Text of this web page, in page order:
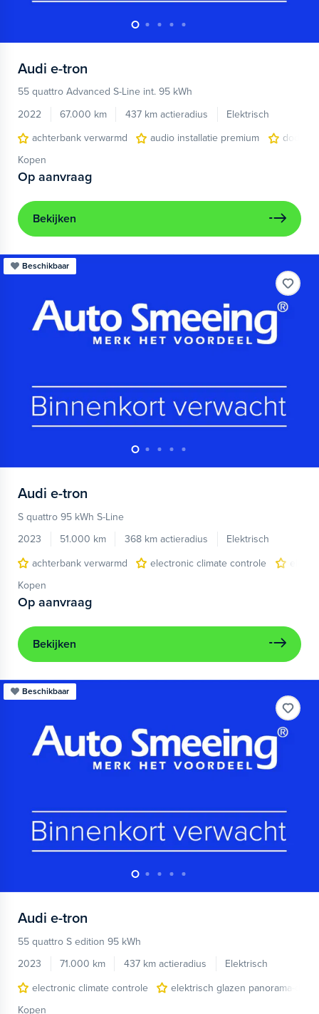
Audi e-tron
55 quattro Advanced S-Line int. 95 kWh
2022
67.000 km 437 km actieradius
Elektrisch
achterbank verwarmd
audio installatie premium
Kopen
Op aanvraag
Bekijken
Beschikbaar
Audi e-tron
S quattro 95 kWh S-Line
2023
51.000 km 368 km actieradius
Elektrisch
achterbank verwarmd
electronic climate controle
Kopen
Op aanvraag
Bekijken
Beschikbaar
Audi e-tron
55 quattro S edition 95 kWh
2023
71.000 km 437 km actieradius
Elektrisch
electronic climate controle
elektrisch glazen panorama-dak
Kopen